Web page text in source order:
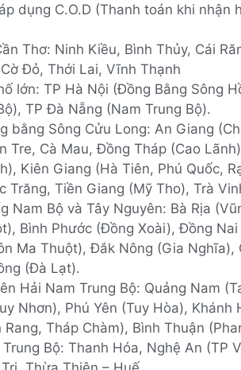
dụng C.O.D (Thanh toán khi nhận
Thơ: Ninh Kiều, Bình Thủy, Cái
Đỏ, Thới Lai, Vĩnh Thạnh
lớn: TP Hà Nội (Đồng Bằng Sông
TP Đà Nẵng (Nam Trung Bộ).
bằng Sông Cửu Long: An Giang
Tre, Cà Mau, Đồng Tháp (Cao
Kiên Giang (Hà Tiên, Phú Quốc,
Trăng, Tiền Giang (Mỹ Tho), Trà
Nam Bộ và Tây Nguyên: Bà Rịa
Bình Phước (Đồng Xoài), Đồng
Ma Thuột), Đắk Nông (Gia Nghĩa),
(Đà Lạt).
Hải Nam Trung Bộ: Quảng Nam
Nhơn), Phú Yên (Tuy Hòa), Khánh
Rang, Tháp Chàm), Bình Thuận
Bộ: Thanh Hóa, Nghệ An (TP